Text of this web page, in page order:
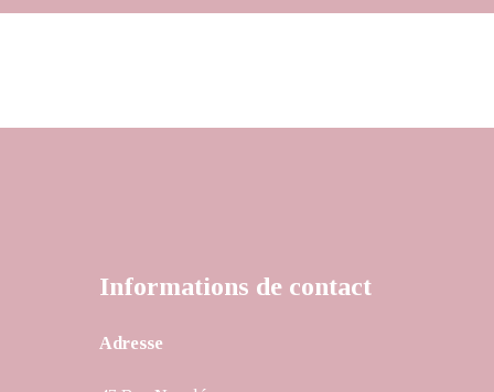
Informations de contact
Adresse